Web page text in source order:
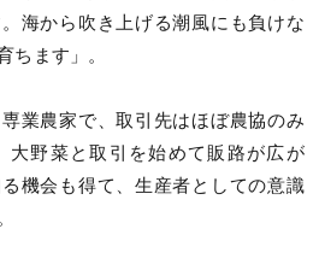
海から吹き上げる潮風にも負けな
ちます」。
業農家で、取引先はほぼ農協のみ
大野菜と取引を始めて販路が広が
機会も得て、生産者としての意識